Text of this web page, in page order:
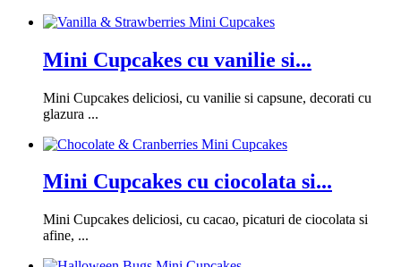
Mini Cupcakes cu vanilie si...
Mini Cupcakes deliciosi, cu vanilie si capsune, decorati cu
glazura ...
Mini Cupcakes cu ciocolata si...
Mini Cupcakes deliciosi, cu cacao, picaturi de ciocolata si
afine, ...